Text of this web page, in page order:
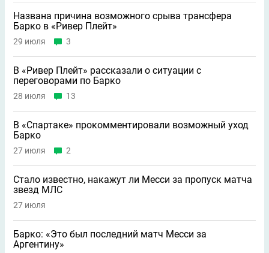
Названа причина возможного срыва трансфера
Барко в «Ривер Плейт»
29 июля 3
В «Ривер Плейт» рассказали о ситуации с
переговорами по Барко
28 июля 13
В «Спартаке» прокомментировали возможный уход
Барко
27 июля 2
Стало известно, накажут ли Месси за пропуск матча
звезд МЛС
27 июля
Барко: «Это был последний матч Месси за
Аргентину»